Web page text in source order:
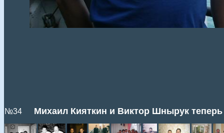
№34 Михаил Кияткин и Виктор Шнырук теперь